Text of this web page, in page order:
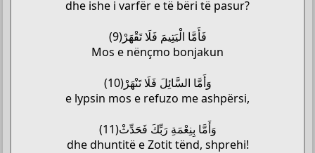
dhe ishe i varfër e të bëri të pasur?
فَأَمَّا الْيَتِيمَ فَلَا تَقْهَرْ(9)
Mos e nënçmo bonjakun
وَأَمَّا السَّائِلَ فَلَا تَنْهَرْ(10)
e lypsin mos e refuzo me ashpërsi,
وَأَمَّا بِنِعْمَةِ رَبِّكَ فَحَدِّثْ(11)
dhe dhuntitë e Zotit tënd, shprehi!​